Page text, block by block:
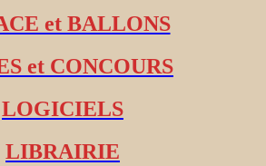
et BALLONS
et CONCOURS
LOGICIELS
LIBRAIRIE